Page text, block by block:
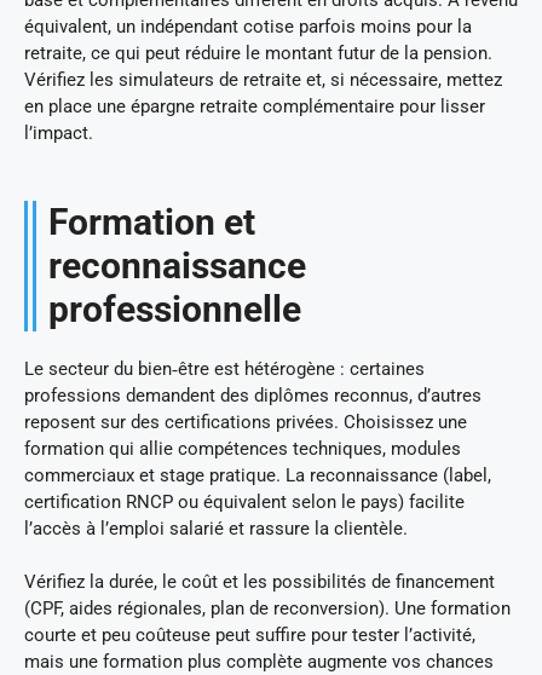
équivalent, un indépendant cotise parfois moins pour la
retraite, ce qui peut réduire le montant futur de la pension.
Vérifiez les simulateurs de retraite et, si nécessaire, mettez
en place une épargne retraite complémentaire pour lisser
l’impact.
Formation et
reconnaissance
professionnelle
Le secteur du bien‑être est hétérogène : certaines
professions demandent des diplômes reconnus, d’autres
reposent sur des certifications privées. Choisissez une
formation qui allie compétences techniques, modules
commerciaux et stage pratique. La reconnaissance (label,
certification RNCP ou équivalent selon le pays) facilite
l’accès à l’emploi salarié et rassure la clientèle.
Vérifiez la durée, le coût et les possibilités de financement
(CPF, aides régionales, plan de reconversion). Une formation
courte et peu coûteuse peut suffire pour tester l’activité,
mais une formation plus complète augmente vos chances